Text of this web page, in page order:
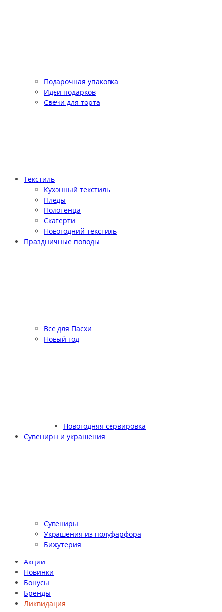
Подарочная упаковка
Идеи подарков
Свечи для торта
Текстиль
Кухонный текстиль
Пледы
Полотенца
Скатерти
Новогодний текстиль
Праздничные поводы
Все для Пасхи
Новый год
Новогодняя сервировка
Сувениры и украшения
Сувениры
Украшения из полуфарфора
Бижутерия
Акции
Новинки
Бонусы
Бренды
Ликвидация